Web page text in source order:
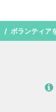
ボランティア